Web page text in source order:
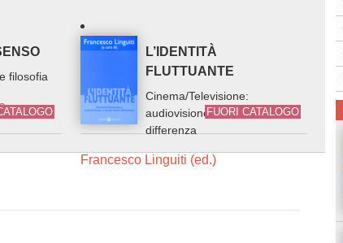
filosofia
L’IDENTITÀ
FLUTTUANTE
Cinema/Televisione:
audiovisione e forme della
differenza
Francesco Linguiti (ed.)
FUORI CATALOGO